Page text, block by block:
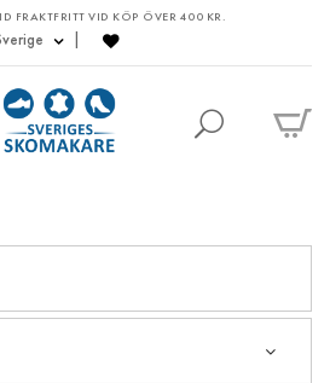
FRAKTFRITT VID KÖP ÖVER 400 KR.